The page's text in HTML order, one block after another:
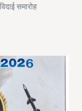
समारोह